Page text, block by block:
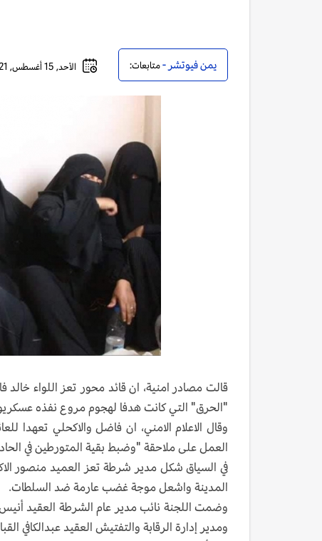
يمن فيوتشر -متابعات: الأحد, 15 أغسطس, 2021 - 07:49 مساءً
قالت مصادر امنية، ان قائد محور تعز اللواء خالد
"الحرق" التي كانت هدفا لهجوم مروع نفذه
وقال الاعلام الامني، ان فاضل والاكحلي تعهدا
العمل على ملاحقة "وضبط بقية المتورطين في
في السياق شكل مدير شرطة تعز العميد منصور
المدينة واشعل موجة غضب عارمة ضد السلطات.
وضمت اللجنة نائب مدير عام الشرطة العقيد
ومدير إدارة الرقابة والتفتيش العقيد عبدالكافي